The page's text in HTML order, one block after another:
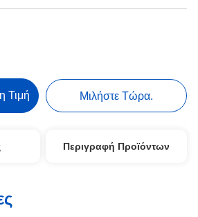
Τιμή Μιλήστε Τώρα.
Περιγραφή Προϊόντων